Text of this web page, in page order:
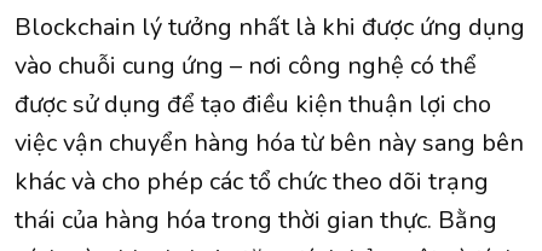
Blockchain lý tưởng nhất là khi được ứng dụng
vào chuỗi cung ứng – nơi công nghệ có thể
được sử dụng để tạo điều kiện thuận lợi cho
việc vận chuyển hàng hóa từ bên này sang bên
khác và cho phép các tổ chức theo dõi trạng
thái của hàng hóa trong thời gian thực. Bằng